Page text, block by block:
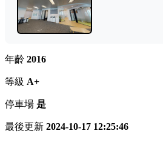
年齡 2016
等級 A+
停車場 是
最後更新 2024-10-17 12:25:46